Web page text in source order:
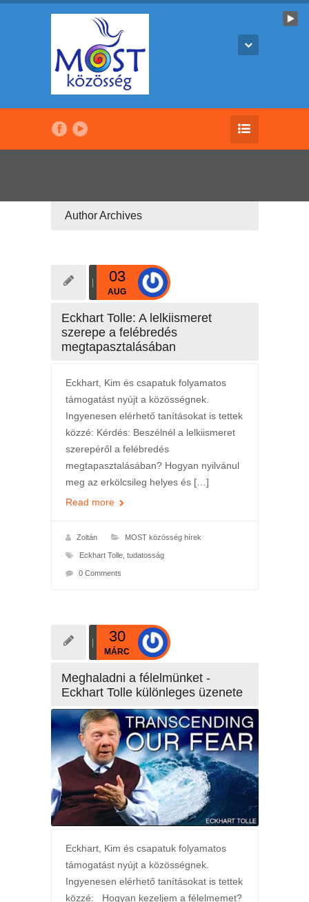
Author Archives
03
AUG
Eckhart Tolle: A lelkiismeret
szerepe a felébredés
megtapasztalásában
Eckhart, Kim és csapatuk folyamatos
támogatást nyújt a közösségnek.
Ingyenesen elérhető tanításokat is tettek
közzé: Kérdés: Beszélnél a lelkiismeret
szerepéről a felébredés
megtapasztalásában? Hogyan nyilvánul
meg az erkölcsileg helyes és […]
Read more
Zoltán MOST közösség hírek
Eckhart Tolle, tudatosság
0 Comments
30
MÁRC
Meghaladni a félelmünket -
Eckhart Tolle különleges üzenete
Eckhart, Kim és csapatuk folyamatos
támogatást nyújt a közösségnek.
Ingyenesen elérhető tanításokat is tettek
közzé: Hogyan kezeljem a félelmemet?